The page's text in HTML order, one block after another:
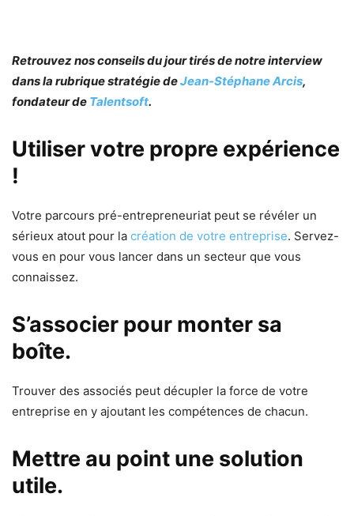
Retrouvez nos conseils du jour tirés de notre interview
dans la rubrique stratégie deJean-Stéphane Arcis,
fondateur de Talentsoft.
Utiliser votre propre expérience
!
Votre parcours pré-entrepreneuriat peut se révéler un
sérieux atout pour la création de votre entreprise. Servez-
vous en pour vous lancer dans un secteur que vous
connaissez.
S’associer pour monter sa
boîte.
Trouver des associés peut décupler la force de votre
entreprise en y ajoutant les compétences de chacun.
Mettre au point une solution
utile.